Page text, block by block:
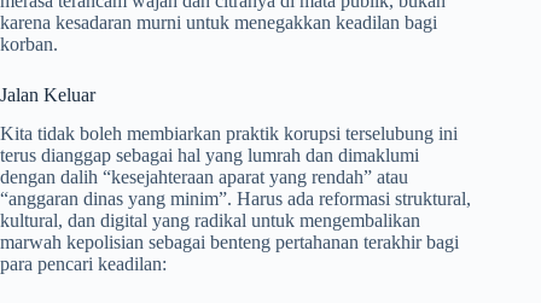
karena kesadaran murni untuk menegakkan keadilan bagi
korban.
Jalan Keluar
Kita tidak boleh membiarkan praktik korupsi terselubung ini
terus dianggap sebagai hal yang lumrah dan dimaklumi
dengan dalih “kesejahteraan aparat yang rendah” atau
“anggaran dinas yang minim”. Harus ada reformasi struktural,
kultural, dan digital yang radikal untuk mengembalikan
marwah kepolisian sebagai benteng pertahanan terakhir bagi
para pencari keadilan: